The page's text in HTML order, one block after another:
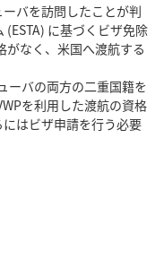
バを訪問したことが判
に基づくビザ免除
がなく、米国へ渡航する
ーバの両方の二重国籍を
を利用した渡航の資格
はビザ申請を行う必要